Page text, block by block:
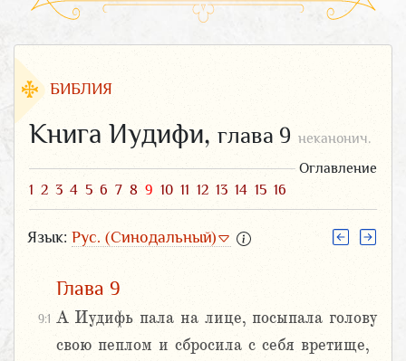
БИБЛИЯ
Книга Иудифи, глава 9 неканонич.
Оглавление
1 2 3 4 5 6 7 8 9 10 11 12 13 14 15 16
Язык: Рус. (Синодальный)
Глава 9
9:1 А Иудифь пала на лице, посыпала голову
свою пеплом и сбросила с себя вретище,